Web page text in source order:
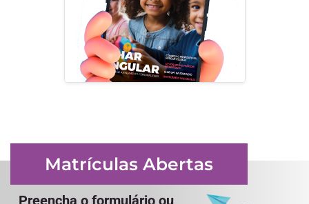
Matrículas Abertas
Preencha o formulário ou